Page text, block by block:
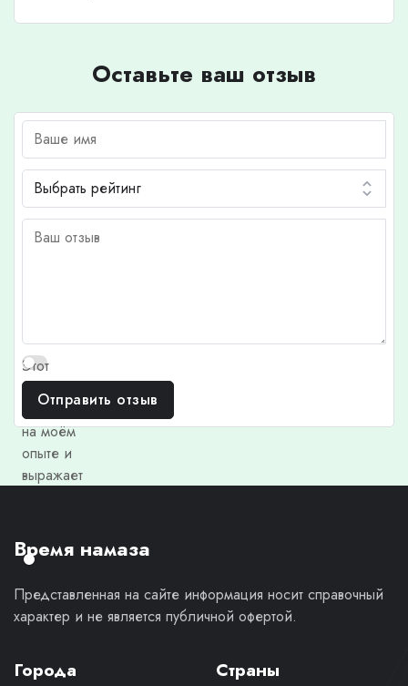
Оставьте ваш отзыв
Этот
отзыв
основан
на моём
опыте и
выражает
мнение.
Отправить отзыв
Время намаза
Представленная на сайте информация носит справочный
характер и не является публичной офертой.
Города Страны